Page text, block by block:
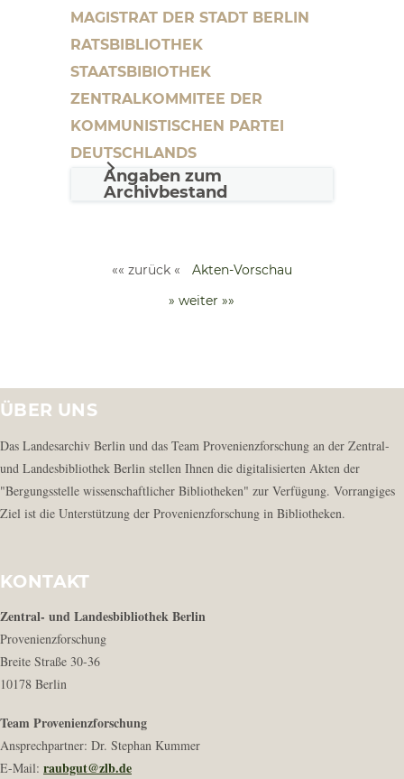
MAGISTRAT DER STADT BERLIN
RATSBIBLIOTHEK
STAATSBIBIOTHEK
ZENTRALKOMMITEE DER
KOMMUNISTISCHEN PARTEI
DEUTSCHLANDS
Angaben zum
Archivbestand
«« zurück «
Akten-Vorschau
» weiter »»
ÜBER UNS
Das Landesarchiv Berlin und das Team Provenienzforschung an der Zentral-
und Landesbibliothek Berlin stellen Ihnen die digitalisierten Akten der
"Bergungsstelle wissenschaftlicher Bibliotheken" zur Verfügung. Vorrangiges
Ziel ist die Unterstützung der Provenienzforschung in Bibliotheken.
KONTAKT
Zentral- und Landesbibliothek Berlin
Provenienzforschung
Breite Straße 30-36
10178 Berlin
Team Provenienzforschung
Ansprechpartner: Dr. Stephan Kummer
E-Mail: raubgut@zlb.de